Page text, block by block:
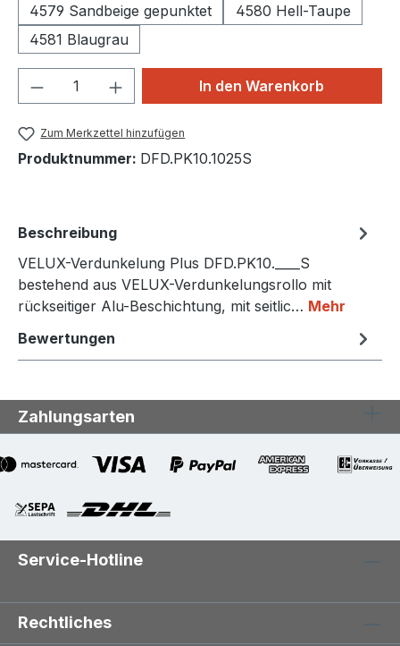
4579 Sandbeige gepunktet
4580 Hell-Taupe
4581 Blaugrau
Produkt Anzahl: Gib denIn den Warenkorb
Zum Merkzettel hinzufügen
Produktnummer: DFD.PK10.1025S
Beschreibung
VELUX-Verdunkelung Plus DFD.PK10.____S
bestehend aus VELUX-Verdunkelungsrollo mit
rückseitiger Alu-Beschichtung, mit seitlic… Mehr
Bewertungen
Zahlungsarten
Service-Hotline
Rechtliches